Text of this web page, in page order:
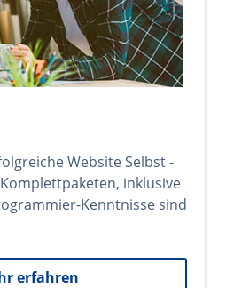
Website Selbst -
inklusive
Kenntnisse sind
erfahren